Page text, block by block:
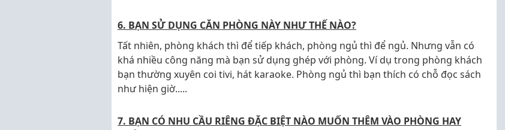
6. BẠN SỬ DỤNG CĂN PHÒNG NÀY NHƯ THẾ NÀO?
Tất nhiên, phòng khách thì để tiếp khách, phòng ngủ thì để ngủ. Nhưng vẫn có
khá nhiều công năng mà bạn sử dụng ghép với phòng. Ví dụ trong phòng khách
bạn thường xuyên coi tivi, hát karaoke. Phòng ngủ thì bạn thích có chỗ đọc sách
như hiện giờ.....
7. BẠN CÓ NHU CẦU RIÊNG ĐẶC BIỆT NÀO MUỐN THÊM VÀO PHÒNG HAY